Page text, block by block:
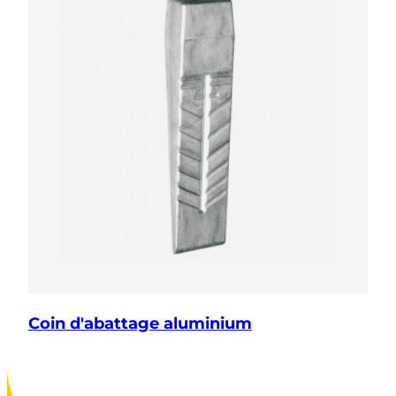
Coin d'abattage aluminium